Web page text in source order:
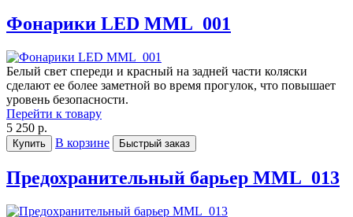
Фонарики LED MML_001
Белый свет спереди и красный на задней части коляски
сделают ее более заметной во время прогулок, что повышает
уровень безопасности.
Перейти к товару
5 250 р.
Купить В корзине Быстрый заказ
Предохранительный барьер MML_013